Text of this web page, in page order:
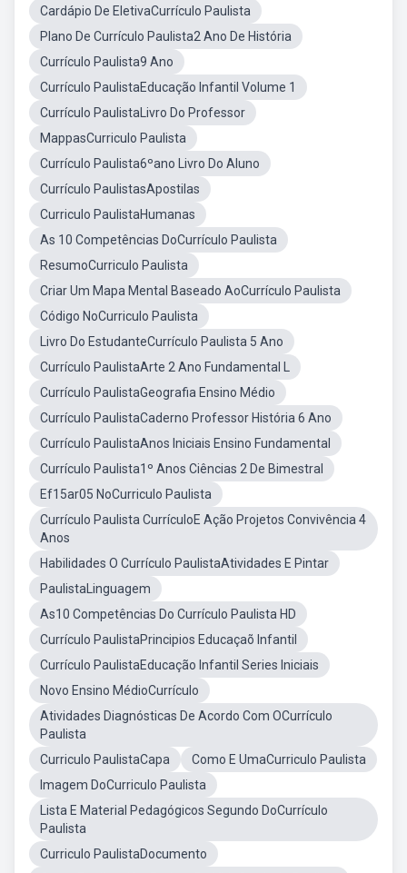
Cardápio De EletivaCurrículo Paulista
Plano De Currículo Paulista2 Ano De História
Currículo Paulista9 Ano
Currículo PaulistaEducação Infantil Volume 1
Currículo PaulistaLivro Do Professor
MappasCurriculo Paulista
Currículo Paulista6ºano Livro Do Aluno
Currículo PaulistasApostilas
Curriculo PaulistaHumanas
As 10 Competências DoCurrículo Paulista
ResumoCurriculo Paulista
Criar Um Mapa Mental Baseado AoCurrículo Paulista
Código NoCurriculo Paulista
Livro Do EstudanteCurrículo Paulista 5 Ano
Currículo PaulistaArte 2 Ano Fundamental L
Currículo PaulistaGeografia Ensino Médio
Currículo PaulistaCaderno Professor História 6 Ano
Currículo PaulistaAnos Iniciais Ensino Fundamental
Currículo Paulista1º Anos Ciências 2 De Bimestral
Ef15ar05 NoCurriculo Paulista
Currículo Paulista CurrículoE Ação Projetos Convivência 4
Anos
Habilidades O Currículo PaulistaAtividades E Pintar
PaulistaLinguagem
As10 Competências Do Currículo Paulista HD
Currículo PaulistaPrincipios Educaçaõ Infantil
Currículo PaulistaEducação Infantil Series Iniciais
Novo Ensino MédioCurrículo
Atividades Diagnósticas De Acordo Com OCurrículo
Paulista
Curriculo PaulistaCapa
Como E UmaCurriculo Paulista
Imagem DoCurriculo Paulista
Lista E Material Pedagógicos Segundo DoCurrículo
Paulista
Curriculo PaulistaDocumento